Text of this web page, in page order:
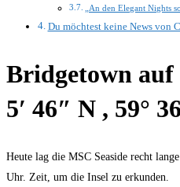
„An den Elegant Nights
Du möchtest keine News von
Bridgetown auf
5′ 46″ N , 59°
Heute lag die MSC Seaside recht
Uhr. Zeit, um die Insel zu erkunden.